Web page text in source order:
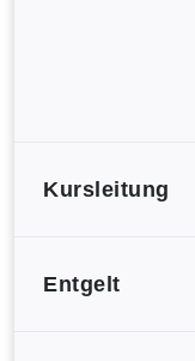
Kursleitung
Entgelt